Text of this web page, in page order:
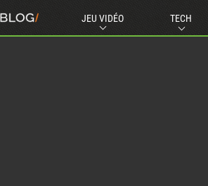
JEU VIDÉO TECH